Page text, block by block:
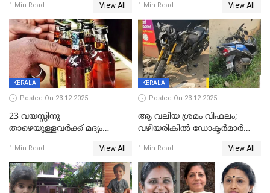
59 വർഷം തടവും 90,൦൦൦ രൂപ
പിഴയും ശിക്ഷ
1 Min Read View All
കണ്ടെത്താൻ ഇന്ന് കോർ
കമ്മിറ്റി കൂടിയില്ല';
അതൃപ്തിയുമായി ദീപ്തി മേരി
വർഗീസ്
1 Min Read View All
KERALA
Posted On 23-12-2025
23 വയസ്സിനു
താഴെയുള്ളവർക്ക് മദ്യം
നടപടി;സ്ഥാപനങ്ങൾക്കെതിരെ
രണ്ട് കേസുകൾ
1 Min Read View All
KERALA
Posted On 23-12-2025
ആ വലിയ ശ്രമം വിഫലം;
വഴിയരികില്‍ ‌ഡോക്ടര്‍മാര്‍
മരണത്തിന് കീഴടങ്ങി
1 Min Read View All